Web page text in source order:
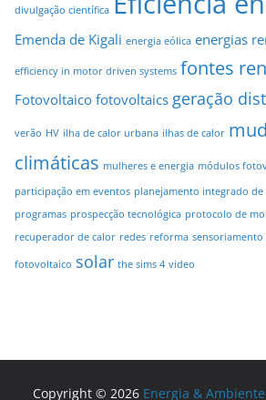
divulgação científica
Emenda de Kigali energia eólica energias
efficiency in motor driven systems fontes
Fotovoltaico fotovoltaics geração
verão HV ilha de calor urbana ilhas de calor
climáticas mulheres e energia módulos
participação em eventos planejamento integrado
programas prospecção tecnológica protocolo de
recuperador de calor redes reforma
fotovoltaico solar the sims 4 video
Copyright © 2026 Energia & Ambiente